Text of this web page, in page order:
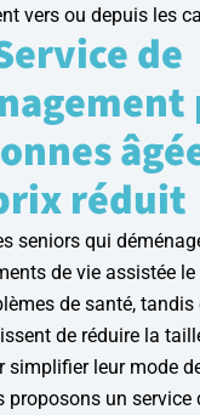
vers ou depuis les
de
réduit
seniors qui
de vie assistée
de santé, tandis
de réduire la
simplifier leur mode
proposons un service